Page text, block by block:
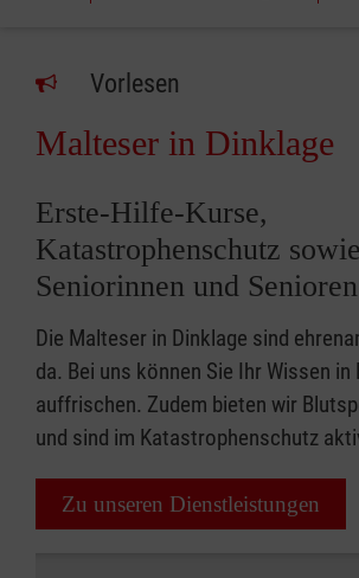
Vorlesen
Malteser in Dinklage
Erste-Hilfe-Kurse,
Katastrophenschutz
Seniorinnen und Senioren
Die Malteser in Dinklage sind
da. Bei uns können Sie Ihr Wissen
auffrischen. Zudem bieten wir
und sind im Katastrophenschutz
Zu unseren Dienstleistungen